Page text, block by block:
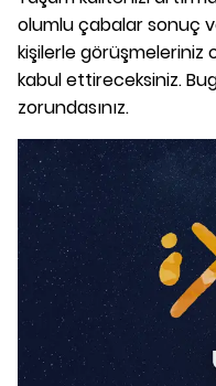
olumlu çabalar sonuç
kişilerle görüşmeleriniz
kabul ettireceksiniz.
zorundasınız.